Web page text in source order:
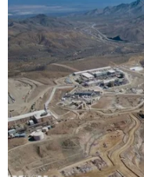
(Ảnh minh
Ngày 26/2, Công
nghiệp Việt Nam
các vòng tiếp theo
- LS 2021 (V-